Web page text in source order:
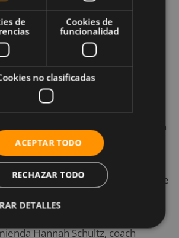
para una
para una carrera en una cinta
libre dependerá de tus objetivos
preparando para una maratón
las montañas, tu cuerpo
cómo adaptarse al entorno.
una maratón, tienes que asegurarte
entrenamiento se dé sobre el
cuerpo sabrá qué esperar el día de
Hannah Schultz, coach
de
Cookies de
funcionalidad
no clasificadas
ACEPTAR TODO
RECHAZAR TODO
DETALLES